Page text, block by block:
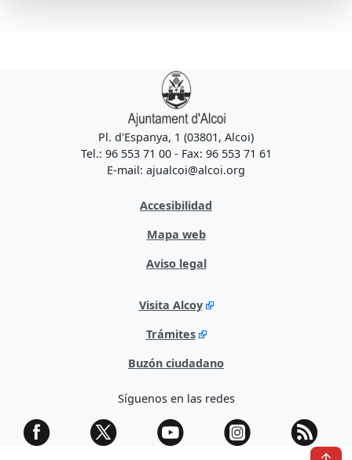
Pl. d'Espanya, 1 (03801, Alcoi)
Tel.: 96 553 71 00 - Fax: 96 553 71 61
E-mail: ajualcoi@alcoi.org
Accesibilidad
Mapa web
Aviso legal
Visita Alcoy
Trámites
Buzón ciudadano
Síguenos en las redes